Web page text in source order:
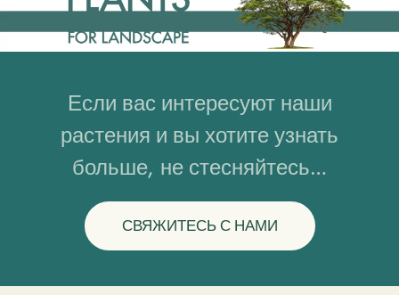
Если вас интересуют наши
растения и вы хотите узнать
больше, не стесняйтесь…
СВЯЖИТЕСЬ С НАМИ